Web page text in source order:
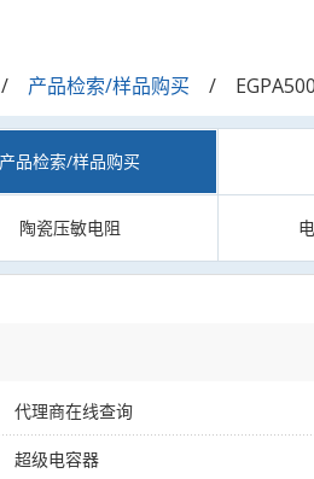
产品检索/样品购买
产品检索/样品购买
陶瓷压敏电阻
代理商在线查询
超级电容器